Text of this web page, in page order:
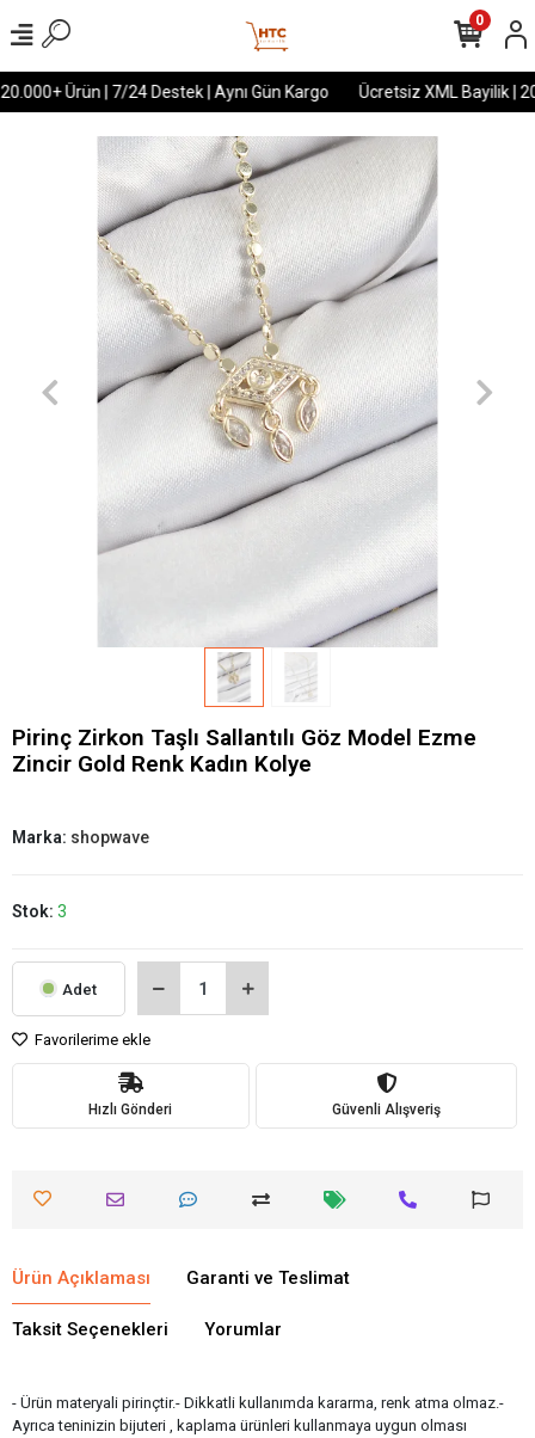
Ürün | 7/24 Destek | Aynı Gün Kargo Ücretsiz XML Bayilik |
0
Pirinç Zirkon Taşlı Sallantılı Göz Model Ezme
Zincir Gold Renk Kadın Kolye
Marka: shopwave
Stok: 3
Adet
Favorilerime ekle
Hızlı Gönderi Güvenli Alışveriş
Ürün Açıklaması Garanti ve Teslimat
Taksit Seçenekleri Yorumlar
- Ürün materyali pirinçtir.- Dikkatli kullanımda kararma, renk atma olmaz.-
Ayrıca teninizin bijuteri , kaplama ürünleri kullanmaya uygun olması